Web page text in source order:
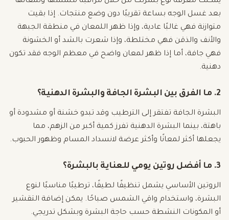
بعد غسل الوجه بساعة تقريبًا دون وضع منتجات. إذا بقيت
متوازنة فهي غالبًا عادية، وإذا ظهر اللمعان في منطقة الجبهة
والأنف والذقن فهي مختلطة، وإذا شعرت بالشد أو الخشونة
فهي جافة، أما إذا ظهر لمعان واضح في معظم الوجه فقد تكون
دهنية.
2. ما الفرق بين البشرة الجافة والبشرة الدهنية؟
البشرة الجافة تفتقر إلى الترطيب وقد تبدو خشنة أو مشدودة أو
باهتة، بينما البشرة الدهنية تفرز كمية أكبر من الزهم، مما
يجعلها أكثر لمعانًا وأكثر عرضة لانسداد المسام وظهور الحبوب.
3. ما أفضل روتين يومي للعناية بالبشرة؟
الروتين الأساسي يشمل تنظيفًا لطيفًا، ترطيبًا مناسبًا لنوع
البشرة، واستخدام واقي الشمس صباحًا. يمكن إضافة التقشير
أو المكونات النشطة حسب حاجة البشرة وبشكل تدريجي.